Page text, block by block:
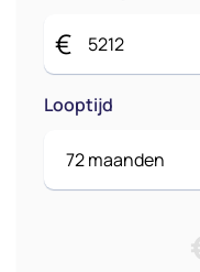
€
Looptijd